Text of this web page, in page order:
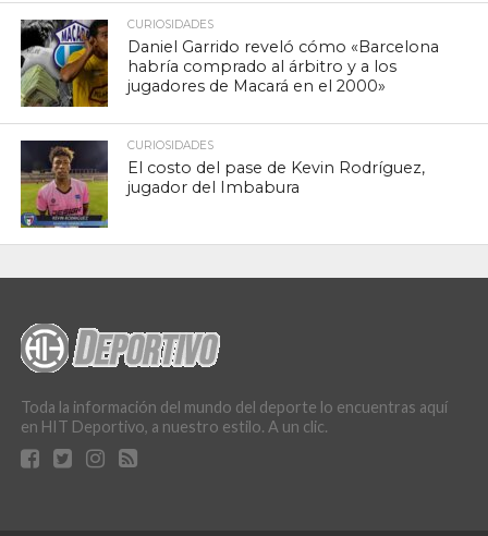
CURIOSIDADES
Daniel Garrido reveló cómo «Barcelona
habría comprado al árbitro y a los
jugadores de Macará en el 2000»
CURIOSIDADES
El costo del pase de Kevin Rodríguez,
jugador del Imbabura
Toda la información del mundo del deporte lo encuentras aquí
en HIT Deportivo, a nuestro estilo. A un clic.